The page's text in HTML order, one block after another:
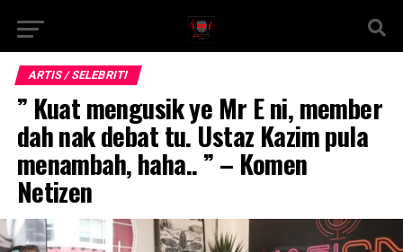
ARTIS / SELEBRITI
” Kuat mengusik ye Mr E ni, member
dah nak debat tu. Ustaz Kazim pula
menambah, haha.. ” – Komen
Netizen